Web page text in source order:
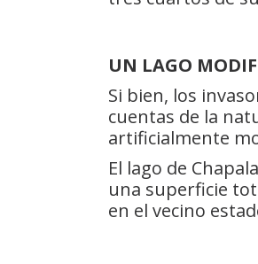
UN LAGO
Si bien, los
cuentas de la
artificialmente
El lago de
una superficie
en el vecino